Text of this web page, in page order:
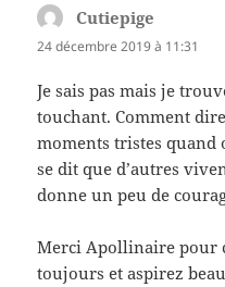
Cutiepige
24 décembre 2019 à 11:31
Je sais pas mais je
touchant. Comment
moments tristes quand
se dit que d’autres
donne un peu de
Merci Apollinaire pour
toujours et aspirez